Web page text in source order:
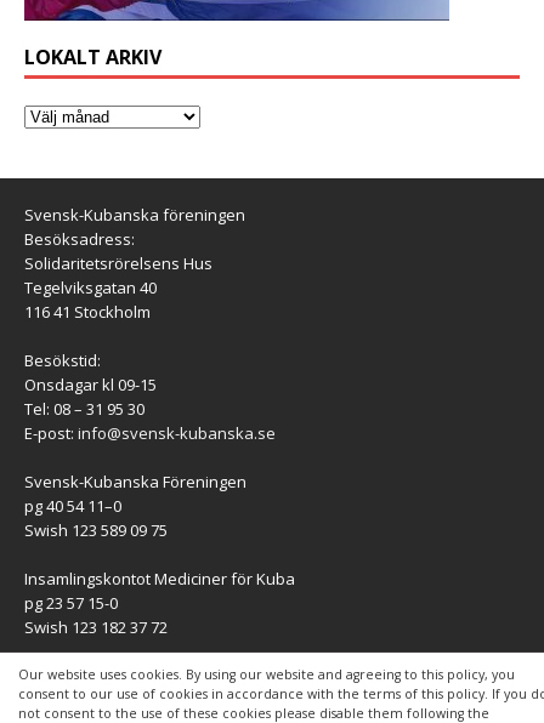
Our website uses cookies. By using our website and agreeing to this policy, you
consent to our use of cookies in accordance with the terms of this policy. If you
not consent to the use of these cookies please disable them following the
LOKALT ARKIV
Svensk-Kubanska föreningen
Besöksadress:
Solidaritetsrörelsens Hus
Tegelviksgatan 40
116 41 Stockholm
Besökstid:
Onsdagar kl 09-15
Tel: 08 – 31 95 30
E-post: info@svensk-kubanska.se
Svensk-Kubanska Föreningen
pg 40 54 11–0
Swish 123 589 09 75
Insamlingskontot Mediciner för Kuba
pg 23 57 15-0
Swish 123 182 37 72
KONTAKT